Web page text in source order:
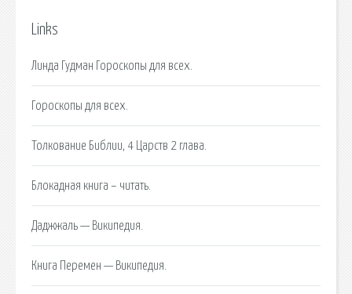
Links
Линда Гудман Гороскопы для всех.
Гороскопы для всех.
Толкование Библии, 4 Царств 2 глава.
Блокадная книга – читать.
Даджжаль — Википедия.
Книга Перемен — Википедия.